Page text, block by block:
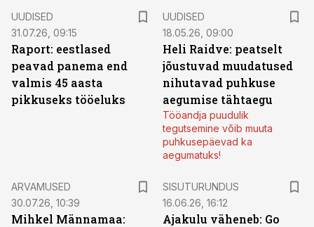
UUDISED
31.07.26, 09:15
Raport: eestlased
peavad panema end
valmis 45 aasta
pikkuseks tööeluks
UUDISED
18.05.26, 09:00
Heli Raidve: peatselt
jõustuvad muudatused
nihutavad puhkuse
aegumise tähtaegu
Tööandja puudulik
tegutsemine võib muuta
puhkusepäevad ka
aegumatuks!
ARVAMUSED
30.07.26, 10:39
Mihkel Männamaa:
SISUTURUNDUS
16.06.26, 16:12
Ajakulu väheneb: Go